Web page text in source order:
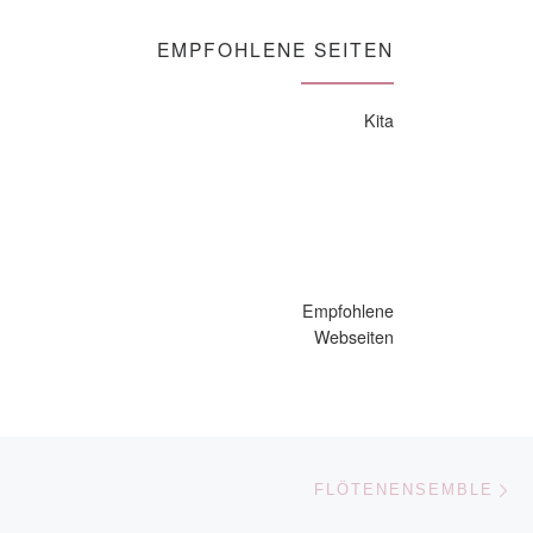
EMPFOHLENE SEITEN
Kita
Empfohlene
Webseiten
FLÖTENENSEMBLE